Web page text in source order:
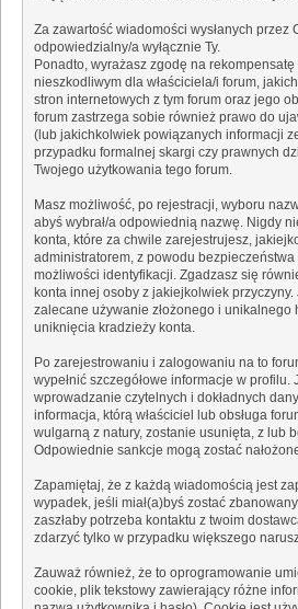
Za zawartość wiadomości wysłanych przez
odpowiedzialny/a wyłącznie Ty.
Ponadto, wyrażasz zgodę na
nieszkodliwym dla właściciela/i forum,
stron internetowych z tym forum oraz jego
forum zastrzega sobie również prawo do
(lub jakichkolwiek powiązanych informacji
przypadku formalnej skargi czy prawnych
Twojego użytkowania tego forum.
Masz możliwość, po rejestracji, wyboru
abyś wybrał/a odpowiednią nazwę. Nigdy
konta, które za chwile zarejestrujesz,
administratorem, z powodu
możliwości identyfikacji. Zgadzasz się
konta innej osoby z jakiejkolwiek przyczyny.
zalecane używanie złożonego i unikalnego
uniknięcia kradzieży konta.
Po zarejestrowaniu i zalogowaniu na to
wypełnić szczegółowe informacje w
wprowadzanie czytelnych i dokładnych
informacja, którą właściciel lub obsługa
wulgarną z natury, zostanie usunięta, z lub
Odpowiednie sankcje mogą zostać
Zapamiętaj, że z każdą wiadomością jest
wypadek, jeśli miał(a)byś zostać
zaszłaby potrzeba kontaktu z twoim
zdarzyć tylko w przypadku większego
Zauważ również, że to oprogramowanie
cookie, plik tekstowy zawierający różne